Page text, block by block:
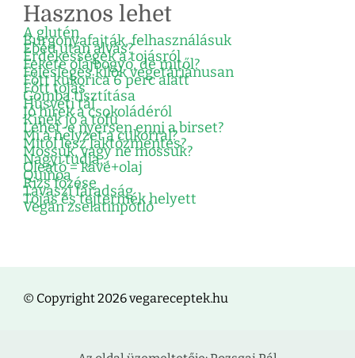
Hasznos lehet
A glutén
Burgonyafajták, felhasználásuk
Ebéd után alvás?
Érdekességek a tojásról
Fekete olajbogyó, de mitől?
Felesleges kilók vegetáriánusan
Főtt kukorica 6 perc alatt
Főtt tojás
Gomba tisztítása
Húsvéti tál
Jó hírek a csokoládéról
Kinek jó a tofu
Lehet-e nyersen enni a birset?
Mi a helyzet a cukorral?
Mitől lesz laktózmentes?
Mossuk, vagy ne mossuk?
Nagyi tudja…
Oleátó = kávé+olaj
Quinoa
Rizs főzése
Tavaszi fáradság
Tojás és tejtermék helyett
Vegán zselatinpótló
© Copyright 2026 vegareceptek.hu